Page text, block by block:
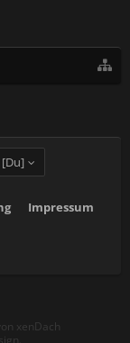
Impressum
xenDach